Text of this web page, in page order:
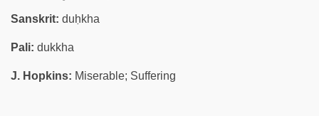
Sanskrit: duḥkha
Pali: dukkha
J. Hopkins: Miserable; Suffering